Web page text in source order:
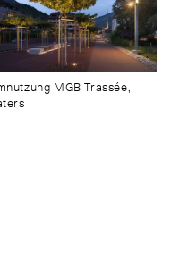
MGB Trassée,